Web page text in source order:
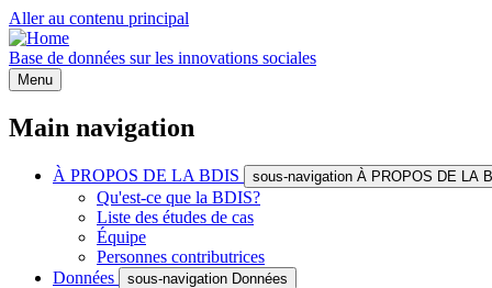
Aller au contenu principal
Base de données sur les innovations sociales
Menu
Main navigation
À PROPOS DE LA BDIS sous-navigation À PROPOS DE LA
Qu'est-ce que la BDIS?
Liste des études de cas
Équipe
Personnes contributrices
Données
sous-navigation Données